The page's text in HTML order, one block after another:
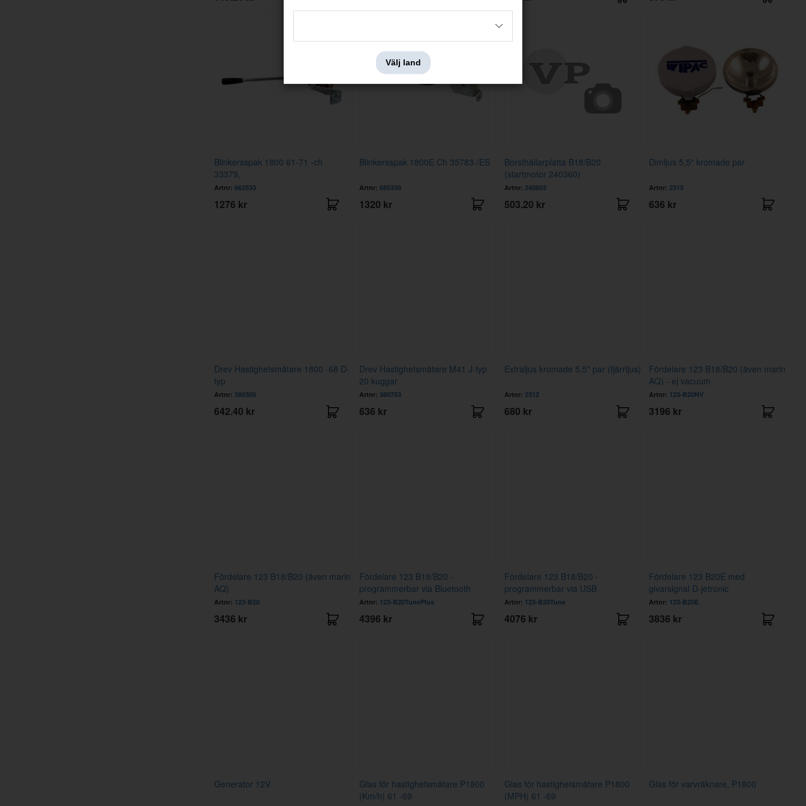
Blinkersspak 1800 61-71 -ch
33379,
Artnr: 662533
1276 kr
Blinkersspak 1800E Ch 35783-/ES
Artnr: 685339
1320 kr
Borsthållarplatta B18/B20
(startmotor 240360)
Artnr: 240603
503.20 kr
Dimljus 5,5" kromade par
Artnr: 2315
636 kr
Drev Hastighetsmätare 1800 -68 D-
typ
Artnr: 380305
642.40 kr
Drev Hastighetsmätare M41 J-typ
20 kuggar
Artnr: 380753
636 kr
Extraljus kromade 5,5" par (fjärrljus)
Artnr: 2312
680 kr
Fördelare 123 B18/B20 (även marin
AQ) - ej vacuum
Artnr: 123-B20NV
3196 kr
Fördelare 123 B18/B20 (även marin
AQ)
Artnr: 123-B20
3436 kr
Fördelare 123 B18/B20 -
programmerbar via Bluetooth
Artnr: 123-B20TunePlus
4396 kr
Fördelare 123 B18/B20 -
programmerbar via USB
Artnr: 123-B20Tune
4076 kr
Fördelare 123 B20E med
givarsignal D-jetronic
Artnr: 123-B20E
3836 kr
Generator 12V
Glas för hastighetsmätare P1800
(Km/h) 61 -69
Glas för hastighetsmätare P1800
(MPH) 61 -69
Glas för varvräknare, P1800
Välj land